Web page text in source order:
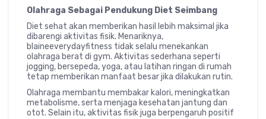
Olahraga Sebagai Pendukung Diet Seimbang
Diet sehat akan memberikan hasil lebih maksimal jika
dibarengi aktivitas fisik. Menariknya,
blaineeverydayfitness tidak selalu menekankan
olahraga berat di gym. Aktivitas sederhana seperti
jogging, bersepeda, yoga, atau latihan ringan di rumah
tetap memberikan manfaat besar jika dilakukan rutin.
Olahraga membantu membakar kalori, meningkatkan
metabolisme, serta menjaga kesehatan jantung dan
otot. Selain itu, aktivitas fisik juga berpengaruh positif